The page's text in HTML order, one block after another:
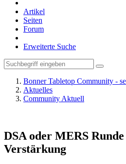
Artikel
Seiten
Forum
Erweiterte Suche
Bonner Tabletop Community -
Aktuelles
Community Aktuell
DSA oder MERS
Verstärkung